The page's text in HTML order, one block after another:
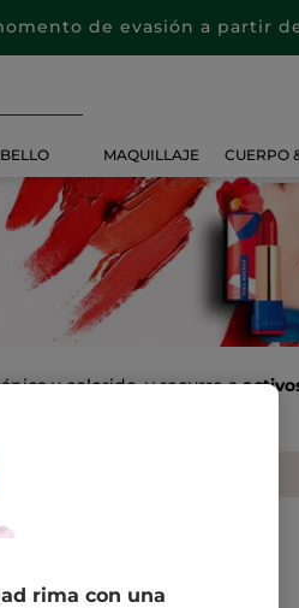
de evasión a partir
MAQUILLAJE CUERPO
y colorido, y recurre a
rima con una